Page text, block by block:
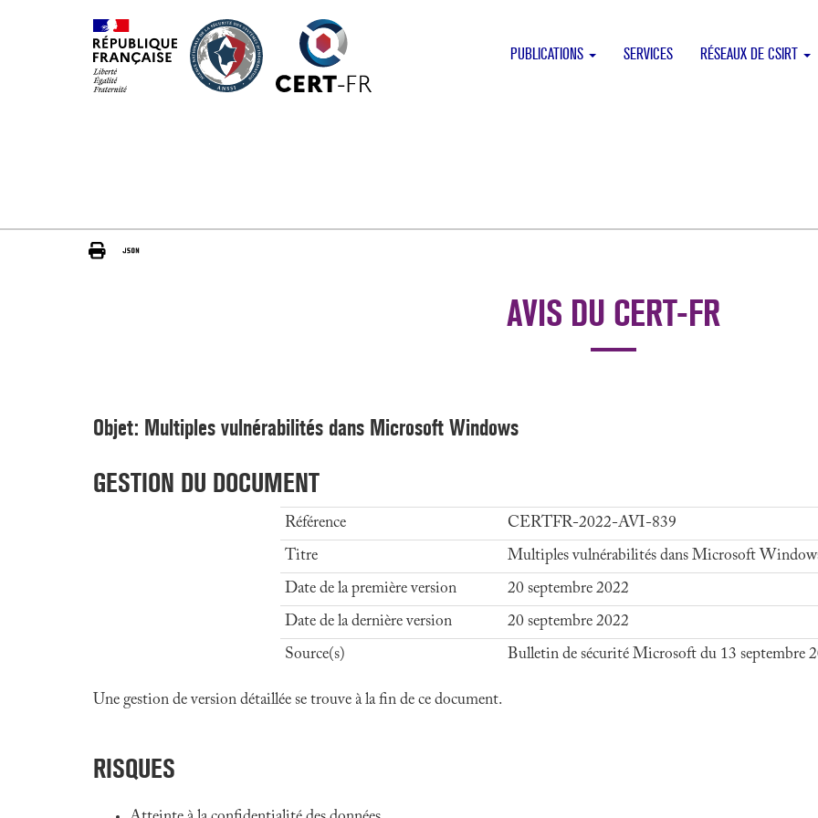
PUBLICATIONS SERVICES RÉSEAUX DE CSIRT
AVIS DU CERT-FR
Objet: Multiples vulnérabilités dans Microsoft Windows
GESTION DU DOCUMENT
Référence
CERTFR-2022-AVI-839
Titre
Multiples vulnérabilités dans Microsoft
Date de la première version
20 septembre 2022
Date de la dernière version
20 septembre 2022
Source(s)
Bulletin de sécurité Microsoft du 13 septembre
Une gestion de version détaillée se trouve à la fin de ce document.
RISQUES